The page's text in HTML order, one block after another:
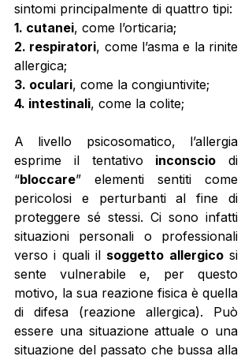
sintomi principalmente di quattro tipi:
1. cutanei, come l’orticaria;
2. respiratori, come l’asma e la rinite
allergica;
3. oculari, come la congiuntivite;
4. intestinali, come la colite;
A livello psicosomatico, l’allergia
esprime il tentativo inconscio di
“bloccare” elementi sentiti come
pericolosi e perturbanti al fine di
proteggere sé stessi. Ci sono infatti
situazioni personali o professionali
verso i quali il soggetto allergico si
sente vulnerabile e, per questo
motivo, la sua reazione fisica è quella
di difesa (reazione allergica). Può
essere una situazione attuale o una
situazione del passato che bussa alla